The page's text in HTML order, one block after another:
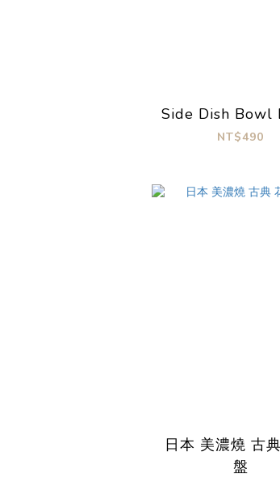
Side Dish Bowl
NT$490
日本 美濃燒 古
盤